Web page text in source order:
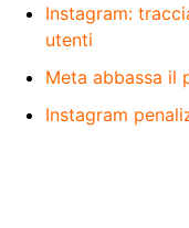
Instagram:
utenti
Meta abbassa il
Instagram